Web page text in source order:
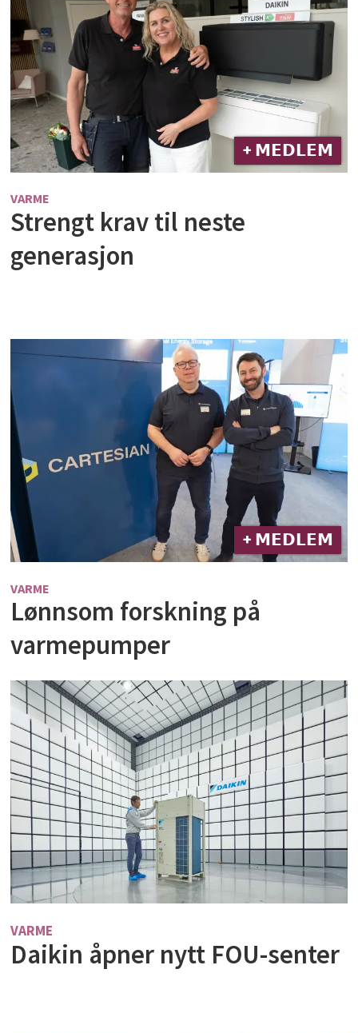
+ 𝗠𝗘𝗗𝗟𝗘𝗠
VARME
Strengt krav til neste
generasjon
+ 𝗠𝗘𝗗𝗟𝗘𝗠
VARME
Lønnsom forskning på
varmepumper
VARME
Daikin åpner nytt FOU-senter